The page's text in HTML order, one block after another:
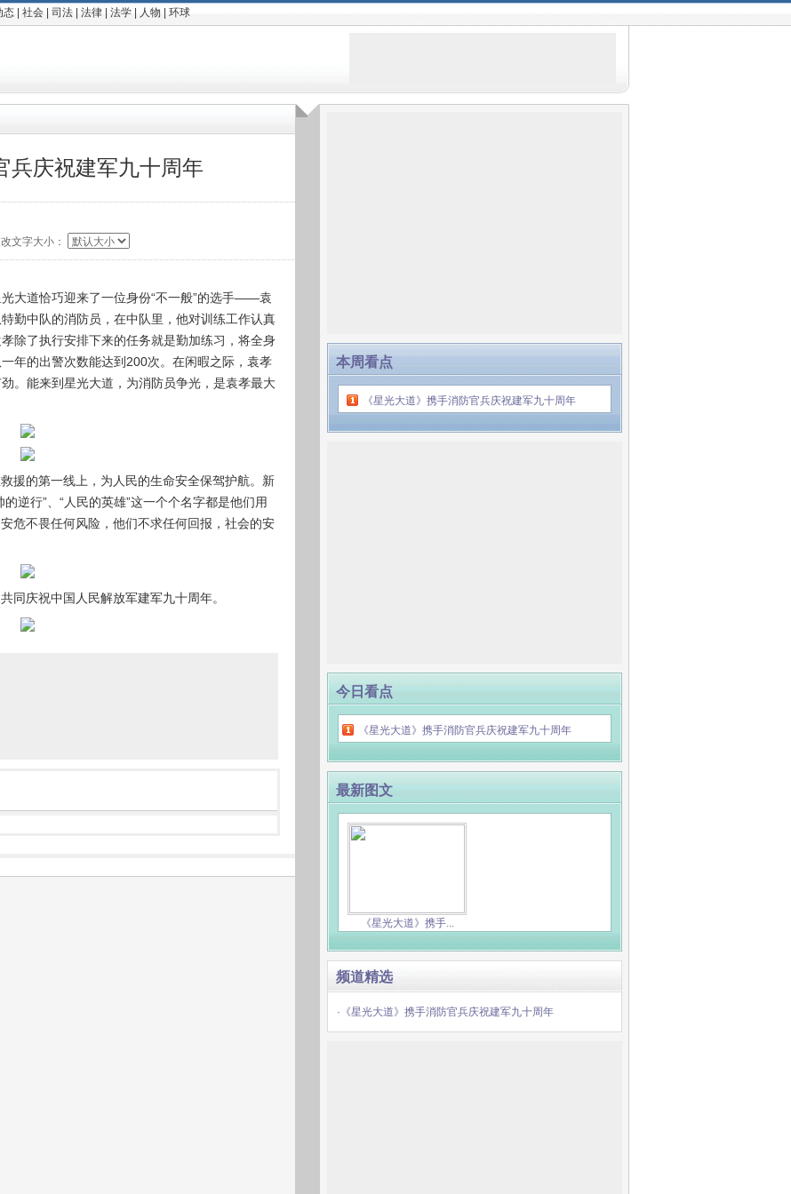
态 社会 司法 法律 法学 人物 环球
兵庆祝建军九十周年
文字大小：
大道恰巧迎来了一位身份“不一般”的选手——袁
勤中队的消防员，在中队里，他对训练工作认真
除了执行安排下来的任务就是勤加练习，将全身
年的出警次数能达到200次。在闲暇之际，袁孝
。能来到星光大道，为消防员争光，是袁孝最大
援的第一线上，为人民的生命安全保驾护航。新
逆行”、“人民的英雄”这一个个名字都是他们用
危不畏任何风险，他们不求任何回报，社会的安
同庆祝中国人民解放军建军九十周年。
本周看点
《星光大道》携手消防官兵庆祝建军九十周年
今日看点
《星光大道》携手消防官兵庆祝建军九十周年
最新图文
《星光大道》携手...
频道精选
·《星光大道》携手消防官兵庆祝建军九十周年